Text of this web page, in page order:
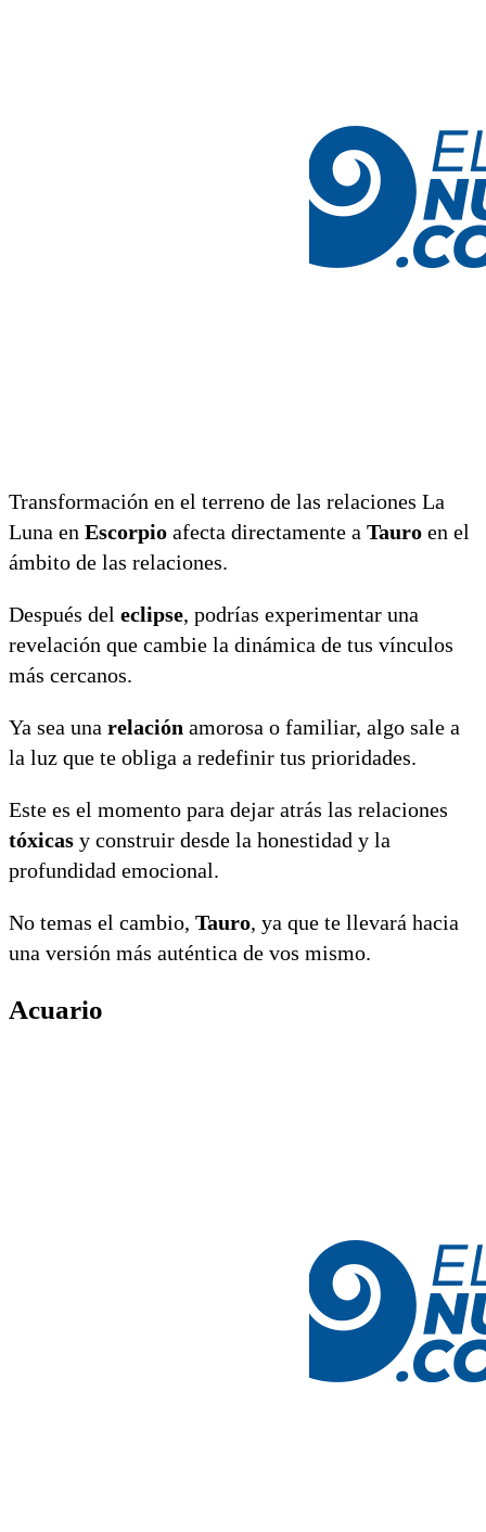
Transformación en el terreno de las relaciones La
Luna en Escorpio afecta directamente a Tauro en el
ámbito de las relaciones.
Después del eclipse, podrías experimentar una
revelación que cambie la dinámica de tus vínculos
más cercanos.
Ya sea una relación amorosa o familiar, algo sale a
la luz que te obliga a redefinir tus prioridades.
Este es el momento para dejar atrás las relaciones
tóxicas y construir desde la honestidad y la
profundidad emocional.
No temas el cambio, Tauro, ya que te llevará hacia
una versión más auténtica de vos mismo.
Acuario